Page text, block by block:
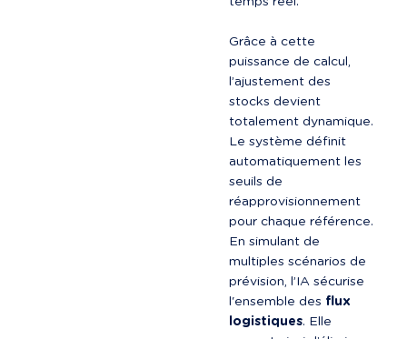
Grâce à cette
puissance de calcul,
l’ajustement des
stocks devient
totalement dynamique.
Le système définit
automatiquement les
seuils de
réapprovisionnement
pour chaque référence.
En simulant de
multiples scénarios de
prévision, l’IA sécurise
l'ensemble des flux
logistiques. Elle